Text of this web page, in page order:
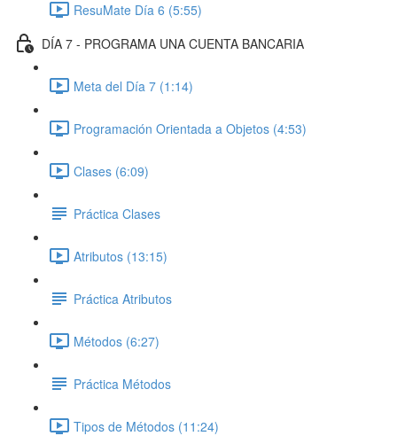
ResuMate Día 6 (5:55)
DÍA 7 - PROGRAMA UNA CUENTA BANCARIA
Meta del Día 7 (1:14)
Programación Orientada a Objetos (4:53)
Clases (6:09)
Práctica Clases
Atributos (13:15)
Práctica Atributos
Métodos (6:27)
Práctica Métodos
Tipos de Métodos (11:24)